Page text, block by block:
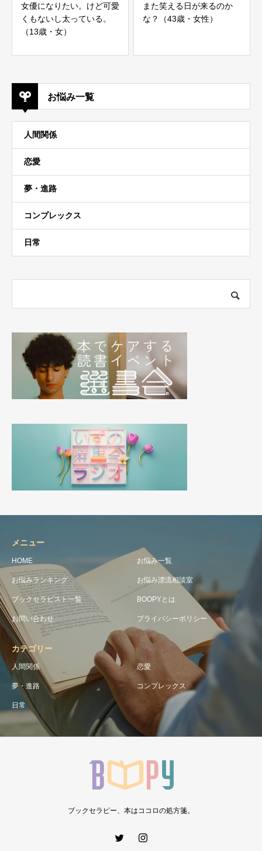
女優になりたい。けど可愛
くもないし太っている。
（13歳・女）
また笑える日が来るのか
な？（43歳・女性）
お悩み一覧
人間関係
恋愛
夢・進路
コンプレックス
日常
メニュー
HOME お悩み一覧
お悩みランキング お悩み漂流相談室
ブックセラピスト一覧 BOOPYとは
お問い合わせ プライバシーポリシー
カテゴリー
人間関係 恋愛
夢・進路 コンプレックス
日常
ブックセラピー、本はココロの処方箋。